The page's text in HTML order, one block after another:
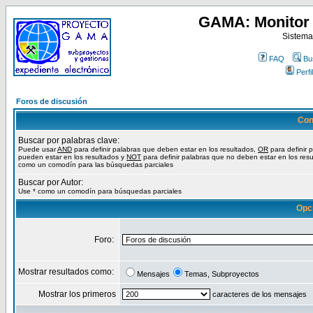
GAMA:
FAQ
Perfil
Foros de discusión
Buscar por palabras clave:
Puede usarAND para definir palabras que deben estar en los resultados, OR para definir
pueden estar en los resultados y NOT para definir palabras que no deben estar en los
como un comodín para las búsquedas parciales
Buscar por Autor:
Use * como un comodín para búsquedas parciales
Foro:
Mostrar resultados como: Mensajes Temas, Subproyectos
Mostrar los primeros caracteres de los mensajes